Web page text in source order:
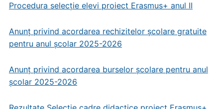
Procedura selecție elevi proiect Erasmus+ anul II
Anunț privind acordarea rechizitelor școlare gratuite
pentru anul școlar 2025-2026
Anunț privind acordarea burselor școlare pentru anul
școlar 2025-2026